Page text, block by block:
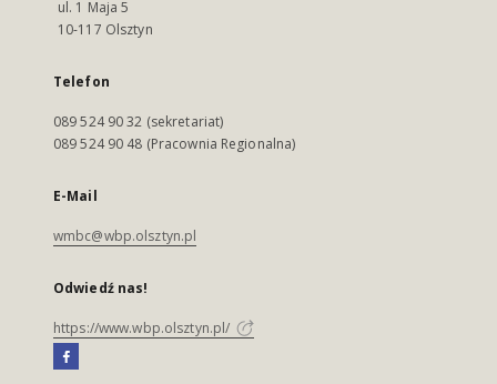
ul. 1 Maja 5
10-117 Olsztyn
Telefon
089 524 90 32 (sekretariat)
089 524 90 48 (Pracownia Regionalna)
E-Mail
wmbc@wbp.olsztyn.pl
Odwiedź nas!
https://www.wbp.olsztyn.pl/